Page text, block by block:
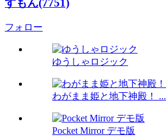
フォロー
ゆうしゃロジック
わがまま姫と地下神殿！ ...
Pocket Mirror デモ版